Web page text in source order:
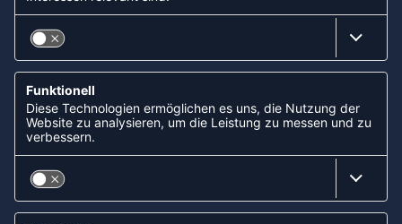
Apple Pay
Lastschrift (ELV) via Sofort
Kreditkarte
Rechnungskauf via Klarna
Vorkasse
ABONNIERE JETZT DEN KOSTENLOSEN
HANDBALLDIREKT-NEWSLETTER UND VERPASSE KEINE